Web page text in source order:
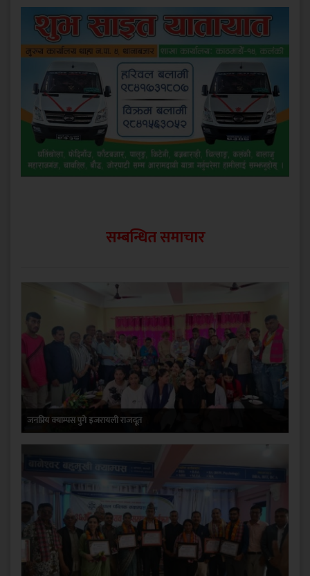
सम्बन्धित समाचार
जनप्रिय क्याम्पस पुगे इजरायली राजदूत